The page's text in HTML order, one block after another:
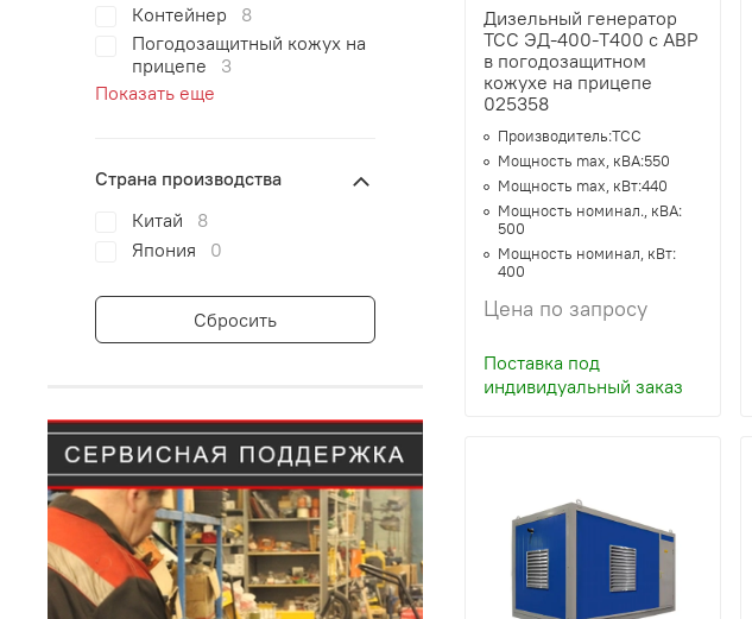
Дизельный генератор
ТСС ЭД-400-Т400 с АВР
в погодозащитном
кожухе на прицепе
025358
Производитель:ТСС
Мощность max, кВА:550
Мощность max, кВт:440
Мощность номинал., кВА:
500
Мощность номинал, кВт:
400
Поставка под
индивидуальный заказ
Цена по запросу
Контейнер
8
Погодозащитный кожух на
прицепе
3
Показать еще
Страна производства
Китай
8
Япония
0
Сбросить